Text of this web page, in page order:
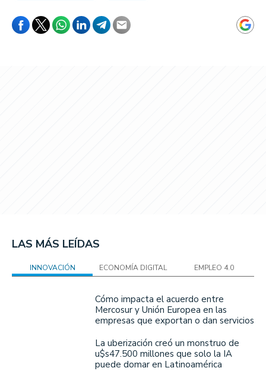
LAS MÁS LEÍDAS
INNOVACIÓN ECONOMÍA DIGITAL EMPLEO 4.0
Cómo impacta el acuerdo entre
Mercosur y Unión Europea en las
empresas que exportan o dan servicios
La uberización creó un monstruo de
u$s47.500 millones que solo la IA
puede domar en Latinoamérica